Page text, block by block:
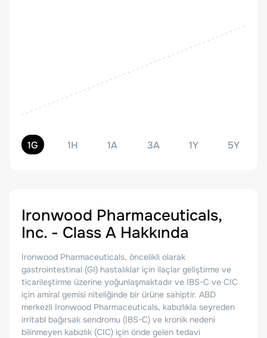
1G 1H 1A 3A 1Y 5Y
Ironwood Pharmaceuticals,
Inc. - Class A Hakkında
Ironwood Pharmaceuticals, öncelikli olarak
gastrointestinal (GI) hastalıklar için ilaçlar geliştirme ve
ticarileştirme üzerine yoğunlaşmaktadır ve IBS-C ve CIC
için amiral gemisi niteliğinde bir ürüne sahiptir. ABD
merkezli Ironwood Pharmaceuticals, kabızlıkla seyreden
irritabl bağırsak sendromu (IBS-C) ve kronik nedeni
bilinmeyen kabızlık (CIC) için önde gelen tedavi